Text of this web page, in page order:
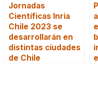
Jornadas
Científicas Inria
Chile 2023 se
desarrollarán en
distintas ciudades
de Chile